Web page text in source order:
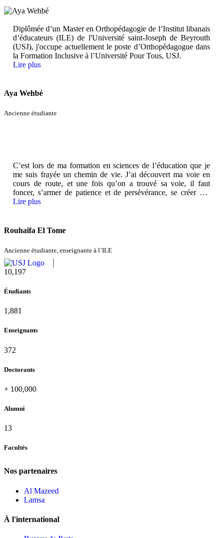
Diplômée d’un Master en Orthopédagogie de l’Institut libanais
d’éducateurs (ILE) de l'Université saint-Joseph de Beyrouth
(USJ), j'occupe actuellement le poste d’Orthopédagogue dans
la Formation Inclusive à l’Université Pour Tous, USJ.
Lire plus
Aya Wehbé
Ancienne étudiante
C’est lors de ma formation en sciences de l’éducation que je
me suis frayée un chemin de vie. J’ai découvert ma voie en
cours de route, et une fois qu’on a trouvé sa voie, il faut
foncer, s’armer de patience et de persévérance, se créer des
opportunités et ne pas se laisser décourager. Je garde
académique, professionnel et personnel.
Lire plus
Rouhaifa El Tome
Ancienne étudiante, enseignante à l’ILE
11,433
Étudiants
2,109
Enseignants
420
Doctorants
+ 100,000
Alumni
13
Facultés
Nos partenaires
Al Mazeed
Lamsa
À l'international